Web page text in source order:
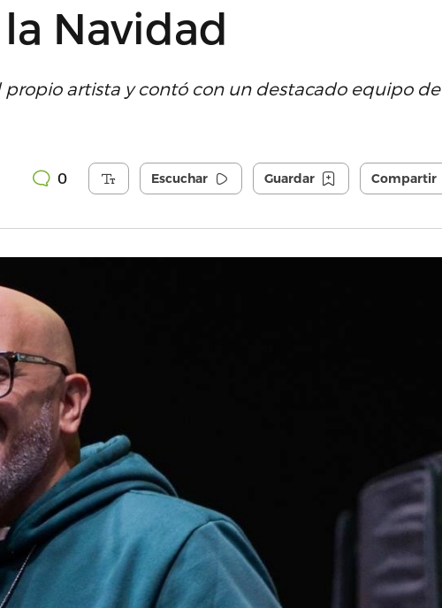
Navidad
artista y contó con un destacado equipo de
0 Escuchar Guardar Compartir